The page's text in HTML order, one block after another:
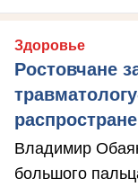
Здоровье
Ростовчане
Владимир
большого